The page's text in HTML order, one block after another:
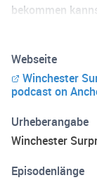
bekommen
Welche Menge
pro Woche?
von überall auf
Webseite
Winchester
podcast on
Urheberangabe
Winchester
Episodenlänge